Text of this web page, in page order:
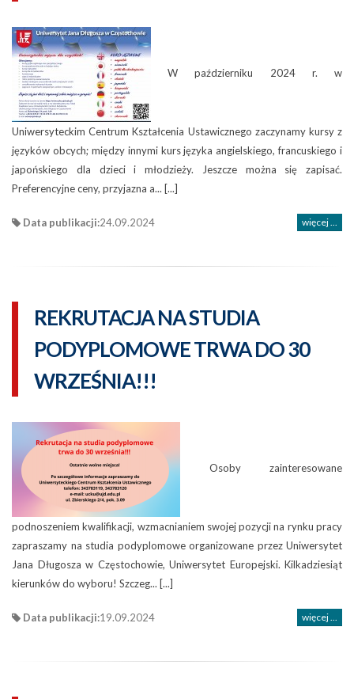
W październiku 2024 r. w
Uniwersyteckim Centrum Kształcenia Ustawicznego zaczynamy kursy z
języków obcych; między innymi kurs języka angielskiego, francuskiego i
japońskiego dla dzieci i młodzieży. Jeszcze można się zapisać.
Preferencyjne ceny, przyjazna a... [...]
Data publikacji:24.09.2024 więcej ...
REKRUTACJA NA STUDIA
PODYPLOMOWE TRWA DO 30
WRZEŚNIA!!!
Osoby zainteresowane
podnoszeniem kwalifikacji, wzmacnianiem swojej pozycji na rynku pracy
zapraszamy na studia podyplomowe organizowane przez Uniwersytet
Jana Długosza w Częstochowie, Uniwersytet Europejski. Kilkadziesiąt
kierunków do wyboru! Szczeg... [...]
Data publikacji:19.09.2024 więcej ...